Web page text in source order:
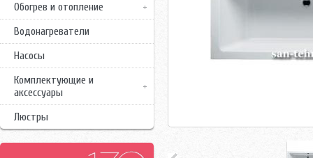
Обогрев и отопление
Водонагреватели
Насосы
Комплектующие и
аксессуары
Люстры